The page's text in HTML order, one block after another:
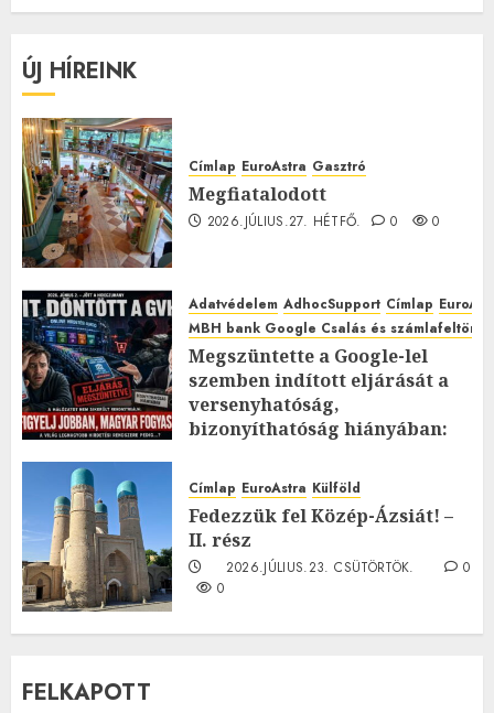
ÚJ HÍREINK
Címlap EuroAstra Gasztró
Megfiatalodott
2026.JÚLIUS.27. HÉTFŐ. 0 0
Adatvédelem AdhocSupport Címlap
MBH bank Google Csalás és
Megszüntette a Google-lel
szemben indított eljárását a
versenyhatóság,
bizonyíthatóság hiányában:
2026.JÚLIUS.23. CSÜTÖRTÖK.
0
Címlap EuroAstra Külföld
Fedezzük fel Közép-Ázsiát! –
II. rész
2026.JÚLIUS.23. CSÜTÖRTÖK.
0
0
FELKAPOTT